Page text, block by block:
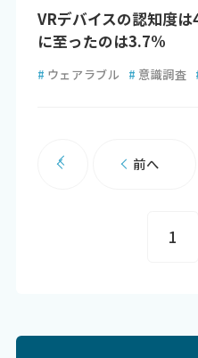
VRデバイスの認知度
に至ったのは3.7%
# ウェアラブル # 意識調査
前へ
1